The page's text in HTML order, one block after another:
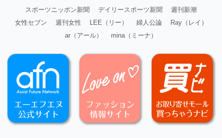
スポーツニッポン新聞 デイリースポーツ新聞
週刊新潮
女性セブン
週刊女性 LEE（リー） 婦人公論
Ray（レイ）
ar（アール）
mina（ミーナ）